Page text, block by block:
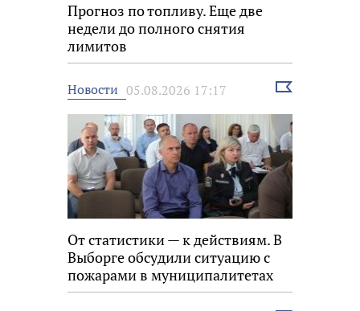
Прогноз по топливу. Еще две
недели до полного снятия
лимитов
Новости 05.08.2026 17:17
Выбрать
От статистики — к действиям. В
Выборге обсудили ситуацию с
пожарами в муниципалитетах